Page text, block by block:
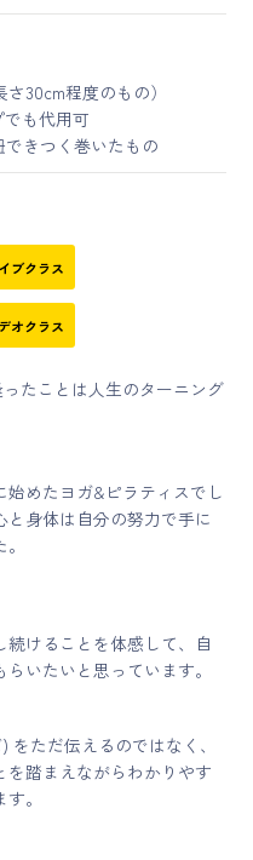
30cm程度のもの）
も代用可
できつく巻いたもの
ブクラス
オクラス
たことは人生のターニング
めたヨガ&ピラティスでし
身体は自分の努力で手に
けることを体感して、自
いたいと思っています。
ただ伝えるのではなく、
を踏まえながらわかりやす
。